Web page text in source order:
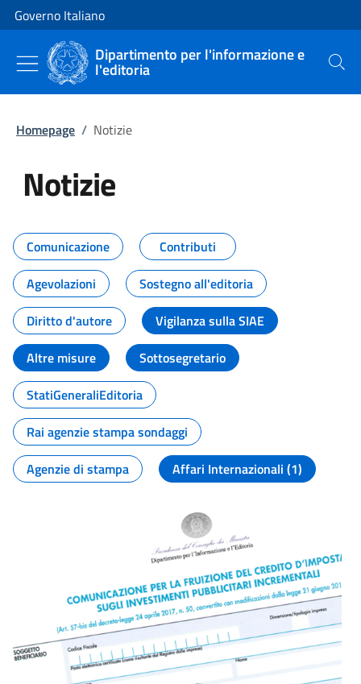
Vai al contenuto
Vai alla navigazione del sito
Governo Italiano
Dipartimento per l'informazione e
l'editoria Cerca
Homepage / Notizie
Notizie
Tutti i contenuti della pagina
Comunicazione
Contributi
Agevolazioni
Sostegno all'editoria
Diritto d'autore
Vigilanza sulla SIAE
Altre misure
Sottosegretario
StatiGeneraliEditoria
Rai agenzie stampa sondaggi
Agenzie di stampa
Affari Internazionali (1)